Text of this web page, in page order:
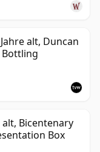
alt, Duncan
Bottling
alt, Bicentenary
Box